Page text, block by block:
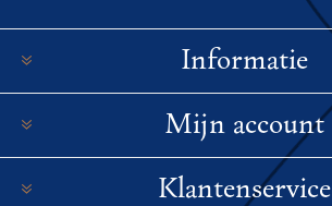
Informatie
Mijn account
Klantenservice